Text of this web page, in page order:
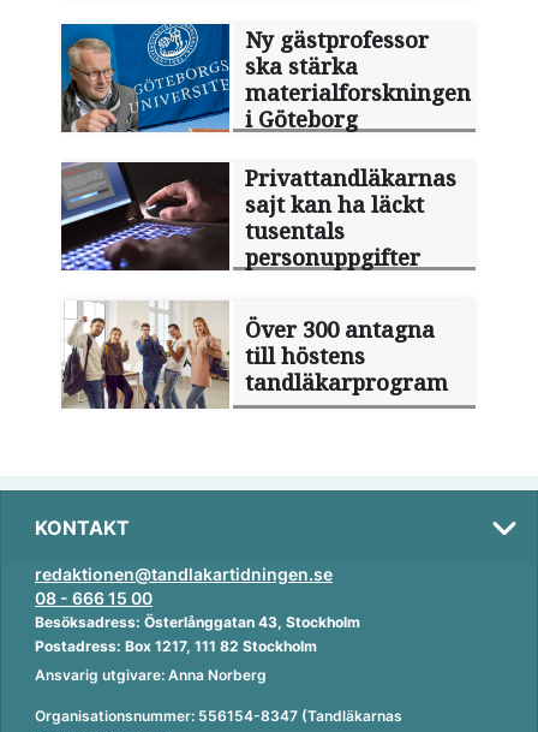
Ny gästprofessor
ska stärka
materialforskningen
i Göteborg
Privattandläkarnas
sajt kan ha läckt
tusentals
personuppgifter
Över 300 antagna
till höstens
tandläkarprogram
KONTAKT
redaktionen@tandlakartidningen.se
08 - 666 15 00
Besöksadress: Österlånggatan 43, Stockholm
Postadress: Box 1217, 111 82 Stockholm
Ansvarig utgivare: Anna Norberg
Organisationsnummer: 556154-8347 (Tandläkarnas